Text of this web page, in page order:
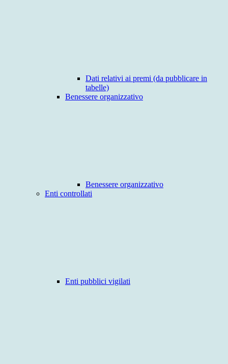
Dati relativi ai premi (da pubblicare in
tabelle)
Benessere organizzativo
Benessere organizzativo
Enti controllati
Enti pubblici vigilati